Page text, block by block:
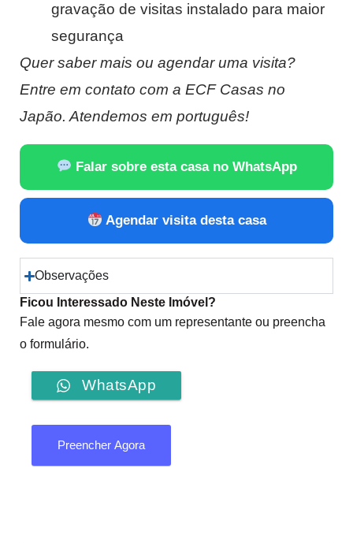
gravação de visitas instalado para maior
segurança
Quer saber mais ou agendar uma visita?
Entre em contato com a ECF Casas no
Japão. Atendemos em português!
Falar sobre esta casa no WhatsApp
Agendar visita desta casa
Observações
Ficou Interessado Neste Imóvel?
Fale agora mesmo com um representante ou preencha
o formulário.
WhatsApp
Preencher Agora